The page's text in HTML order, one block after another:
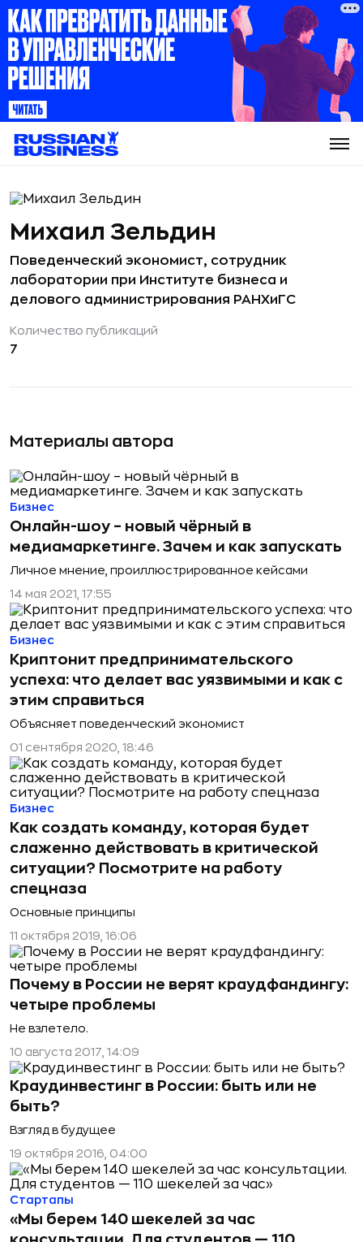
Материалы автора
Онлайн-шоу – новый чёрный в
медиамаркетинге. Зачем и как запускать
Личное мнение, проиллюстрированное кейсами
Бизнес
14 мая 2021, 17:55
Криптонит предпринимательского
успеха: что делает вас уязвимыми и как с
этим справиться
Объясняет поведенческий экономист
Бизнес
01 сентября 2020, 18:46
Как создать команду, которая будет
слаженно действовать в критической
ситуации? Посмотрите на работу
спецназа
Основные принципы
Бизнес
11 октября 2019, 16:06
Почему в России не верят краудфандингу:
четыре проблемы
Не взлетело.
10 августа 2017, 14:09
Краудинвестинг в России: быть или не
быть?
Взгляд в будущее
19 октября 2016, 04:00
«Мы берем 140 шекелей за час
Стартапы
Михаил Зельдин
Поведенческий экономист, сотрудник
лаборатории при Институте бизнеса и
делового администрирования РАНХиГС
Количество публикаций
7